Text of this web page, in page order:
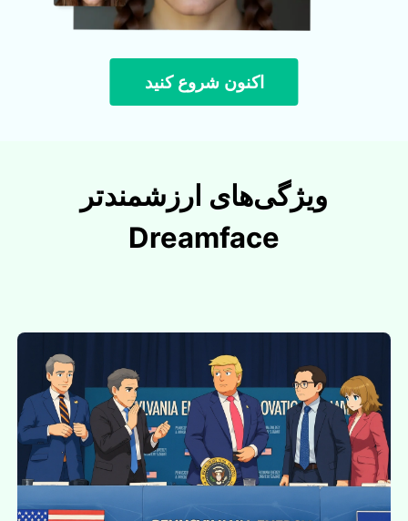
اکنون شروع کنید
ویژگی‌های ارزشمندتر
Dreamface